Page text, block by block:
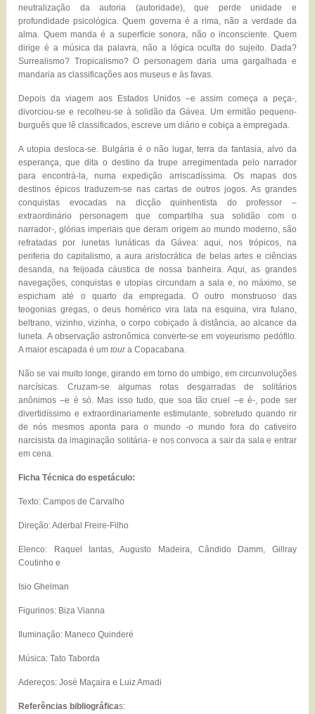
neutralização da autoria (autoridade), que perde unidade e
profundidade psicológica. Quem governa é a rima, não a verdade da
alma. Quem manda é a superfície sonora, não o inconsciente. Quem
dirige é a música da palavra, não a lógica oculta do sujeito. Dada?
Surrealismo? Tropicalismo? O personagem daria uma gargalhada e
mandaria as classificações aos museus e às favas.
Depois da viagem aos Estados Unidos –e assim começa a peça-,
divorciou-se e recolheu-se à solidão da Gávea. Um ermitão pequeno-
burguês que lê classificados, escreve um diário e cobiça a empregada.
A utopia desloca-se. Bulgária é o não lugar, terra da fantasia, alvo da
esperança, que dita o destino da trupe arregimentada pelo narrador
para encontrá-la, numa expedição arriscadíssima. Os mapas dos
destinos épicos traduzem-se nas cartas de outros jogos. As grandes
conquistas evocadas na dicção quinhentista do professor –
extraordinário personagem que compartilha sua solidão com o
narrador-, glórias imperiais que deram origem ao mundo moderno, são
refratadas por lunetas lunáticas da Gávea: aqui, nos trópicos, na
periferia do capitalismo, a aura aristocrática de belas artes e ciências
desanda, na feijoada cáustica de nossa banheira. Aqui, as grandes
navegações, conquistas e utopias circundam a sala e, no máximo, se
espicham até o quarto da empregada. O outro monstruoso das
teogonias gregas, o deus homérico vira lata na esquina, vira fulano,
beltrano, vizinho, vizinha, o corpo cobiçado à distância, ao alcance da
luneta. A observação astronômica converte-se em voyeurismo pedófilo.
A maior escapada é umtoura Copacabana.
Não se vai muito longe, girando em torno do umbigo, em circunvoluções
narcísicas. Cruzam-se algumas rotas desgarradas de solitários
anônimos –e é só. Mas isso tudo, que soa tão cruel –e é-, pode ser
divertidíssimo e extraordinariamente estimulante, sobretudo quando rir
de nós mesmos aponta para o mundo -o mundo fora do cativeiro
narcisista da imaginação solitária- e nos convoca a sair da sala e entrar
em cena.
Ficha Técnica do espetáculo:
Texto: Campos de Carvalho
Direção: Aderbal Freire-Filho
Elenco: Raquel Iantas, Augusto Madeira, Cândido Damm, Gillray
Coutinho e
Isio Ghelman
Figurinos: Biza Vianna
Iluminação: Maneco Quinderé
Música: Tato Taborda
Adereços: José Maçaira e Luiz Amadi
Referências bibliográficas: